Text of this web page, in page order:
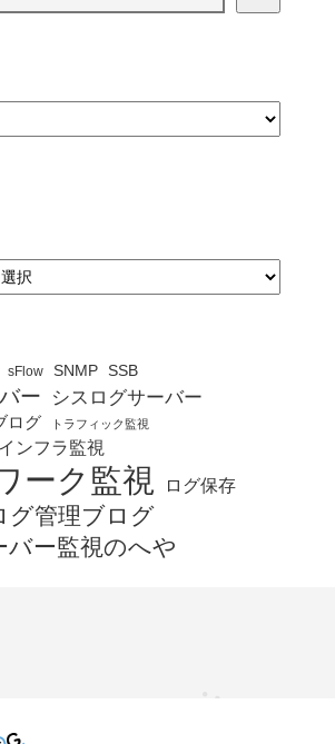
sFlow SNMP SSB
ー シスログサーバー
ログ トラフィック監視
ンフラ監視
ーク監視 ログ保存
グ管理ブログ
バー監視のへや